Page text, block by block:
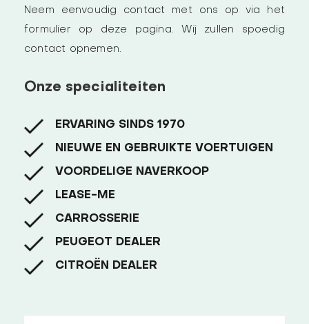
Neem eenvoudig contact met ons op via het
formulier op deze pagina. Wij zullen spoedig
contact opnemen.
Onze specialiteiten
ERVARING SINDS 1970
NIEUWE EN GEBRUIKTE VOERTUIGEN
VOORDELIGE NAVERKOOP
LEASE-ME
CARROSSERIE
PEUGEOT DEALER
CITROËN DEALER